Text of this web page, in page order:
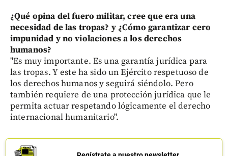
¿Qué opina del fuero militar, cree que era una
necesidad de las tropas? y ¿Cómo garantizar cero
impunidad y no violaciones a los derechos
humanos?
"Es muy importante. Es una garantía jurídica para
las tropas. Y este ha sido un Ejército respetuoso de
los derechos humanos y seguirá siéndolo. Pero
también requiere de una protección jurídica que le
permita actuar respetando lógicamente el derecho
internacional humanitario".